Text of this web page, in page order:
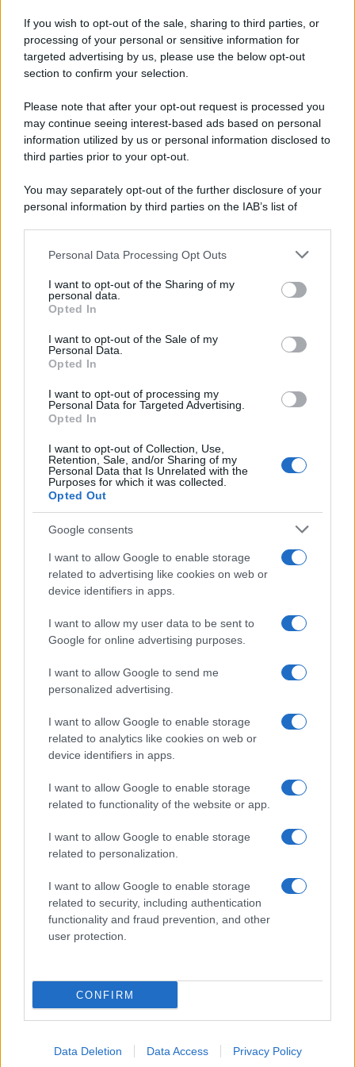
If you wish to opt-out of the sale, sharing to third parties, or
processing of your personal or sensitive information for
targeted advertising by us, please use the below opt-out
section to confirm your selection.
Please note that after your opt-out request is processed you
may continue seeing interest-based ads based on personal
information utilized by us or personal information disclosed to
third parties prior to your opt-out.
You may separately opt-out of the further disclosure of your
personal information by third parties on the IAB’s list of
This information may also be disclosed by us to third parties
disclose it to other third parties.
Please note that this website/app uses one or more Google
services and may gather and store information including but
not limited to your visit or usage behaviour. You may click to
grant or deny consent to Google and its third-party tags to
consent section.
Personal Data Processing Opt Outs
I want to opt-out of the Sharing of my
personal data.
Opted In
I want to opt-out of the Sale of my
Personal Data.
Opted In
I want to opt-out of processing my
Personal Data for Targeted Advertising.
Opted In
I want to opt-out of Collection, Use,
Retention, Sale, and/or Sharing of my
Personal Data that Is Unrelated with the
Purposes for which it was collected.
Opted Out
Google consents
I want to allow Google to enable storage
related to advertising like cookies on web or
device identifiers in apps.
I want to allow my user data to be sent to
Google for online advertising purposes.
I want to allow Google to send me
personalized advertising.
I want to allow Google to enable storage
related to analytics like cookies on web or
device identifiers in apps.
I want to allow Google to enable storage
related to functionality of the website or app.
I want to allow Google to enable storage
related to personalization.
I want to allow Google to enable storage
related to security, including authentication
functionality and fraud prevention, and other
user protection.
CONFIRM
Data Deletion Data Access Privacy Policy
L'omicidio economico dell'Italia: ce lo chiede l'Europa
L'Ucraina ha finito lo scudo
Se all'Europa rimanessero tre neuroni correrebbe a far pace
con la Russia
Il rubinetto di Rabat
Da Kiev a Roma, istruzioni per fabbricare un nemico interno
Facebook
Cookie Policy
Syndication
Globalist
Globalscience
Globalsport
Culture
Salute
Megachip
GiULia
Prima Pagina
Giornale dello
Spettacolo
Wondernet
Giuliana Sgrena
Syndication